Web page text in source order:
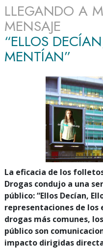
LLEGANDO A
MENSAJE
“ELLOS
MENTÍAN”
La eficacia de los
Drogas condujo a una
público: “Ellos Decían,
representaciones de
drogas más comunes,
público son
impacto dirigidas